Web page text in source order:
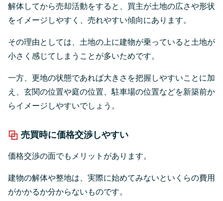
解体してから売却活動をすると、買主が土地の広さや形状
をイメージしやすく、売れやすい傾向にあります。
その理由としては、土地の上に建物が乗っていると土地が
小さく感じてしまうことが多いためです。
一方、更地の状態であれば大きさを把握しやすいことに加
え、玄関の位置や庭の位置、駐車場の位置などを新築前か
らイメージしやすいでしょう。
売買時に価格交渉しやすい
価格交渉の面でもメリットがあります。
建物の解体や整地は、実際に始めてみないといくらの費用
がかかるか分からないものです。